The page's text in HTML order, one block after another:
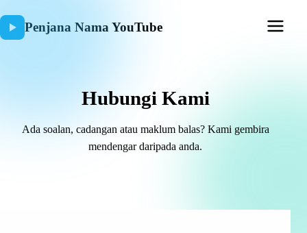
Penjana Nama YouTube
Hubungi Kami
Ada soalan, cadangan atau maklum balas? Kami gembira
mendengar daripada anda.